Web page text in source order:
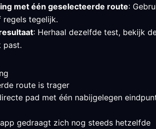
met één geselecteerde route:
tegelijk.
: Herhaal dezelfde test, bekijk
past.
route is trager
pad met één nabijgelegen
gedraagt zich nog steeds hetzelfde